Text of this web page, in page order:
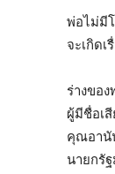
พ่อไม่มี
จะเกิด
ร่างขอ
ผู้มีชื่อเ
คุณอานั
นายกรั